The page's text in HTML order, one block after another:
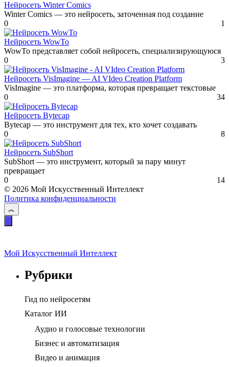
Нейросеть Winter Comics
Winter Comics — это нейросеть, заточенная под создание
0
1
Нейросеть WowTo
WowTo представляет собой нейросеть, специализирующуюся
0
3
Нейросеть VisImagine — AI VIdeo Creation Platform
VisImagine — это платформа, которая превращает текстовые
0
34
Нейросеть Bytecap
Bytecap — это инструмент для тех, кто хочет создавать
0
8
Нейросеть SubShort
SubShort — это инструмент, который за пару минут
превращает
0
14
© 2026 Мой Искусственный Интеллект
Политика конфиденциальности
Мой Искусственный Интеллект
Рубрики
Гид по нейросетям
Каталог ИИ
Аудио и голосовые технологии
Бизнес и автоматизация
Видео и анимация